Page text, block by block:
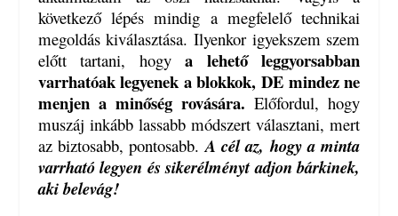
következő lépés mindig a megfelelő technikai
megoldás kiválasztása. Ilyenkor igyekszem szem
előtt tartani, hogya lehető leggyorsabban
varrhatóak legyenek a blokkok, DE mindez ne
menjen a minőség rovására. Előfordul, hogy
muszáj inkább lassabb módszert választani, mert
az biztosabb, pontosabb. A cél az, hogy a minta
varrható legyen és sikerélményt adjon bárkinek,
aki belevág!